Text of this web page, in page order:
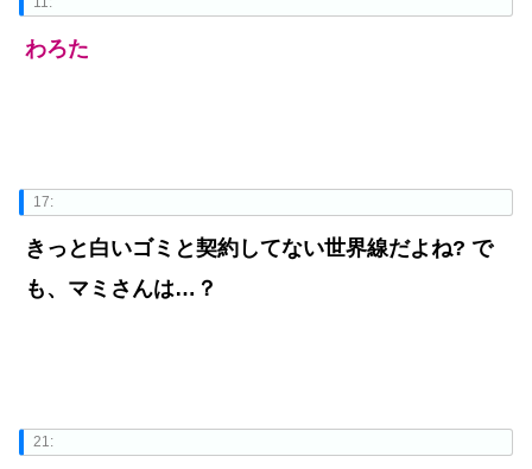
わろた
17:
きっと白いゴミと契約してない世界線だよね? で
も、マミさんは…？
21: